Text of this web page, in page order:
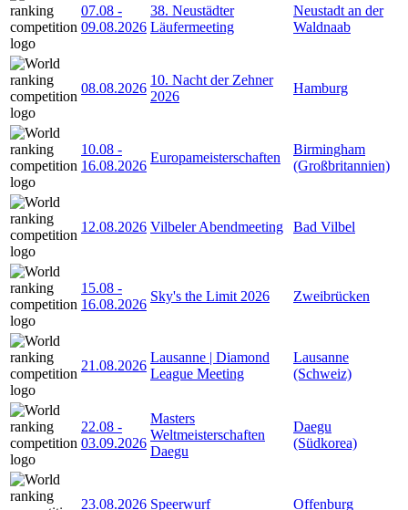
07.08 -
09.08.2026
38. Neustädter
Läufermeeting
Neustadt an der
Waldnaab
08.08.2026
10. Nacht der Zehner
2026
Hamburg
10.08 -
16.08.2026
Europameisterschaften
Birmingham
(Großbritannien)
12.08.2026 Vilbeler Abendmeeting Bad Vilbel
15.08 -
16.08.2026
Sky's the Limit 2026 Zweibrücken
21.08.2026
Lausanne | Diamond
League Meeting
Lausanne
(Schweiz)
22.08 -
03.09.2026
Masters
Weltmeisterschaften
Daegu
Daegu
(Südkorea)
23.08.2026 Speerwurf Offenburg